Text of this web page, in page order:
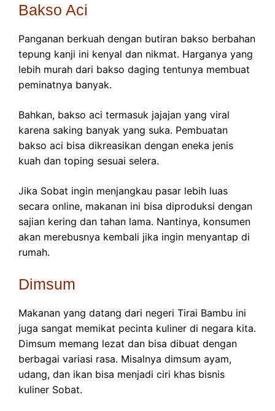
Bakso Aci
Panganan berkuah dengan butiran bakso berbahan
tepung kanji ini kenyal dan nikmat. Harganya yang
lebih murah dari bakso daging tentunya membuat
peminatnya banyak.
Bahkan, bakso aci termasuk jajajan yang viral
karena saking banyak yang suka. Pembuatan
bakso aci bisa dikreasikan dengan eneka jenis
kuah dan toping sesuai selera.
Jika Sobat ingin menjangkau pasar lebih luas
secara online, makanan ini bisa diproduksi dengan
sajian kering dan tahan lama. Nantinya, konsumen
akan merebusnya kembali jika ingin menyantap di
rumah.
Dimsum
Makanan yang datang dari negeri Tirai Bambu ini
juga sangat memikat pecinta kuliner di negara kita.
Dimsum memang lezat dan bisa dibuat dengan
berbagai variasi rasa. Misalnya dimsum ayam,
udang, dan ikan bisa menjadi ciri khas bisnis
kuliner Sobat.